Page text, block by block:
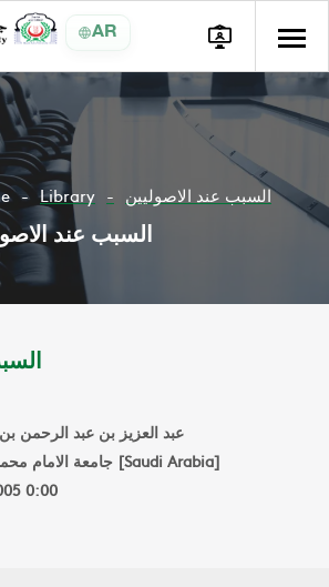
AR
Library السبب عند الاصوليين
السبب عند
عبد العزيز بن عبد الرحمن
جامعة الامام محمد بن سعود [Saudi Arabia]
0:00